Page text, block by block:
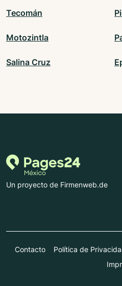
Tecomán
Motozintla
Salina Cruz
Un proyecto de Firmenweb.de
Contacto Política de